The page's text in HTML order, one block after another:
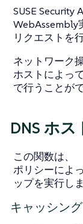
SUSE Security
WebAssembly
リクエストを
ネットワーク
ホストによっ
で行うことが
DNS ホ
この関数は、
ポリシーによ
ップを実行しま
キャッシング